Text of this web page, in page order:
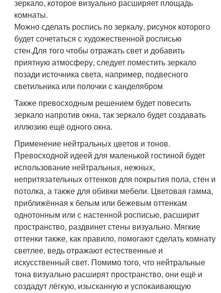
зеркало, которое визуально расширяет площадь
комнаты.
Можно сделать роспись по зеркалу, рисунок которого
будет сочетаться с художественной росписью
стен.Для того чтобы отражать свет и добавить
приятную атмосферу, следует поместить зеркало
позади источника света, например, подвесного
светильника или полочки с канделябром
Также превосходным решением будет повесить
зеркало напротив окна, так зеркало будет создавать
иллюзию ещё одного окна.
Применение нейтральных цветов и тонов.
Превосходной идеей для маленькой гостиной будет
использование нейтральных, нежных,
непритязательных оттенков для покрытия пола, стен и
потолка, а также для обивки мебели. Цветовая гамма,
приближённая к белым или бежевым оттенкам
однотонным или с настенной росписью, расширит
пространство, раздвинет стены визуально. Мягкие
оттенки также, как правило, помогают сделать комнату
светлее, ведь отражают естественные и
искусственный свет. Помимо того, что нейтральные
тона визуально расширят пространство, они ещё и
создадут лёгкую, изысканную и успокаивающую